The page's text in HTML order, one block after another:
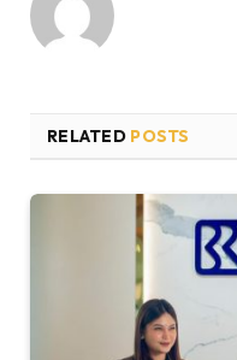
RELATED POSTS